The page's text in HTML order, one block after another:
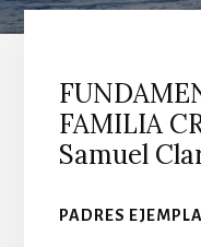
FAMILIA
Samuel
PADRES